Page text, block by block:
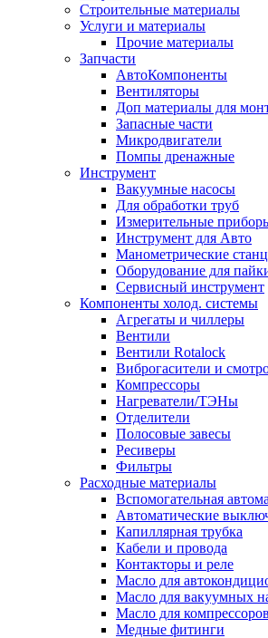
Строительные материалы
Услуги и материалы
Прочие материалы
Запчасти
АвтоКомпоненты
Вентиляторы
Доп материалы для
Запасные части
Микродвигатели
Помпы дренажные
Инструмент
Вакуумные насосы
Для обработки труб
Измерительные
Инструмент для Авто
Манометрические
Оборудование для
Сервисный инструмент
Компоненты холод. системы
Агрегаты и чиллеры
Вентили
Вентили Rotalock
Виброгасители и
Компрессоры
Нагреватели/ТЭНы
Отделители
Полосовые завесы
Ресиверы
Фильтры
Расходные материалы
Вспомогательная
Автоматические
Капиллярная трубка
Кабели и провода
Контакторы и реле
Масло для
Масло для вакуумных
Масло для компрессоров
Медные фитинги